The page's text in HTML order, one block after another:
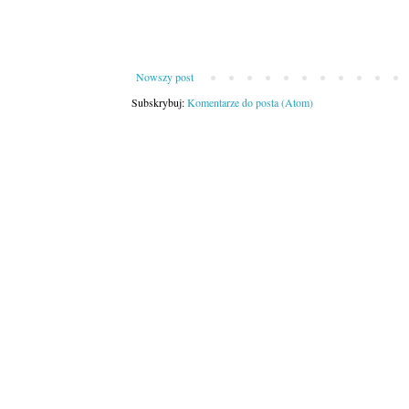
Nowszy post
Subskrybuj:Komentarze do posta (Atom)